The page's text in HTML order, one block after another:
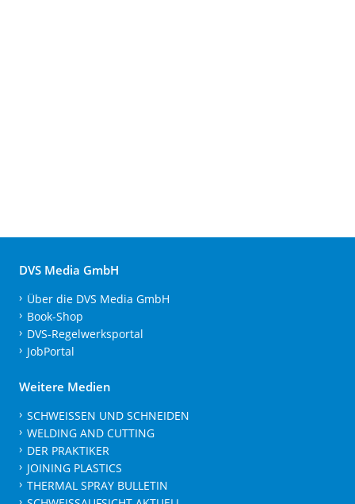
DVS Media GmbH
Über die DVS Media GmbH
Book-Shop
DVS-Regelwerksportal
JobPortal
Weitere Medien
SCHWEISSEN UND SCHNEIDEN
WELDING AND CUTTING
DER PRAKTIKER
JOINING PLASTICS
THERMAL SPRAY BULLETIN